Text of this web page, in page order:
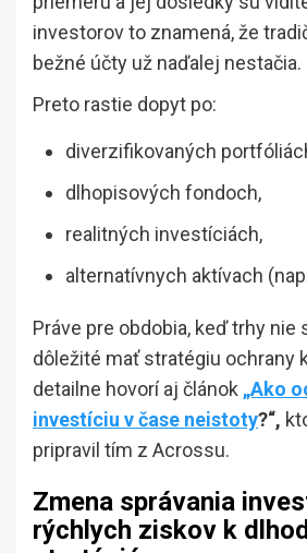
investorov to znamená, že
bežné účty už naďalej nestačia.
Preto rastie dopyt po:
diverzifikovaných
dlhopisových fondoch,
realitných investíciách,
alternatívnych aktívach
Práve pre obdobia, keď trhy nie
dôležité mať stratégiu ochrany
detailne hovorí aj článok „Ako
investíciu v čase neistoty?“,
pripravil tím z Acrossu.
Zmena správania
rýchlych ziskov k